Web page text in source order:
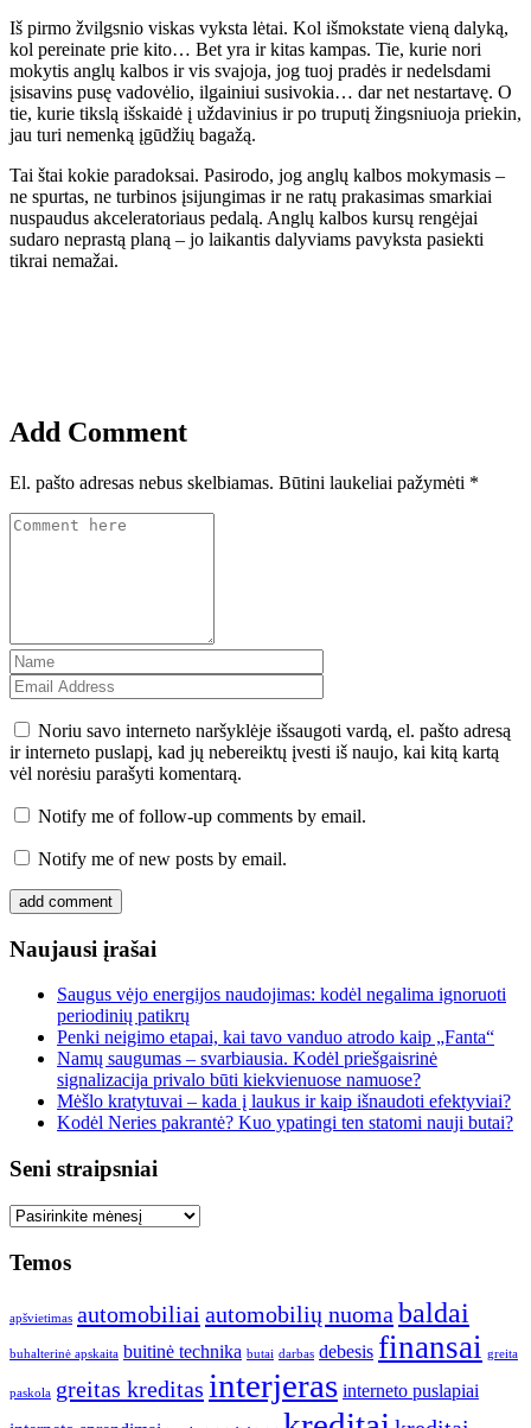
Iš pirmo žvilgsnio viskas vyksta lėtai. Kol išmokstate vieną dalyką,
kol pereinate prie kito… Bet yra ir kitas kampas. Tie, kurie nori
mokytis anglų kalbos ir vis svajoja, jog tuoj pradės ir nedelsdami
įsisavins pusę vadovėlio, ilgainiui susivokia… dar net nestartavę. O
tie, kurie tikslą išskaidė į uždavinius ir po truputį žingsniuoja priekin,
jau turi nemenką įgūdžių bagažą.
Tai štai kokie paradoksai. Pasirodo, jog anglų kalbos mokymasis –
ne spurtas, ne turbinos įsijungimas ir ne ratų prakasimas smarkiai
nuspaudus akceleratoriaus pedalą. Anglų kalbos kursų rengėjai
sudaro neprastą planą – jo laikantis dalyviams pavyksta pasiekti
tikrai nemažai.
Add Comment
El. pašto adresas nebus skelbiamas. Būtini laukeliai pažymėti *
Noriu savo interneto naršyklėje išsaugoti vardą, el. pašto adresą
ir interneto puslapį, kad jų nebereiktų įvesti iš naujo, kai kitą kartą
vėl norėsiu parašyti komentarą.
Notify me of follow-up comments by email.
Notify me of new posts by email.
Naujausi įrašai
Saugus vėjo energijos naudojimas: kodėl negalima ignoruoti
periodinių patikrų
Penki neigimo etapai, kai tavo vanduo atrodo kaip „Fanta“
Namų saugumas – svarbiausia. Kodėl priešgaisrinė
signalizacija privalo būti kiekvienuose namuose?
Mėšlo kratytuvai – kada į laukus ir kaip išnaudoti efektyviai?
Kodėl Neries pakrantė? Kuo ypatingi ten statomi nauji butai?
Seni straipsniai
Seni
Temos
apšvietimas automobiliai automobilių nuoma baldai
buhalterinė apskaita buitinė technika butai darbas debesis finansai greita
paskola greitas kreditas interjeras interneto puslapiai